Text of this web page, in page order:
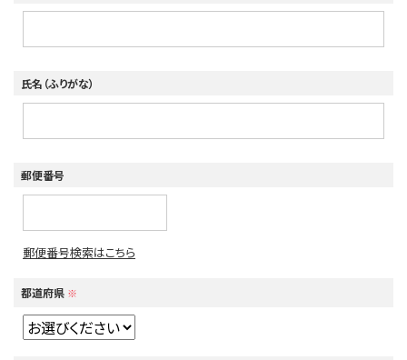
氏名（ふりがな）
郵便番号
郵便番号検索はこちら
都道府県 ※